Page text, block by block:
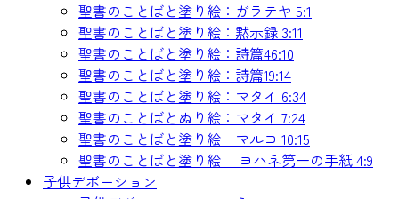
聖書のことばと塗り絵：ガラテヤ 5:1
聖書のことばと塗り絵：黙示録 3:11
聖書のことばと塗り絵：詩篇46:10
聖書のことばと塗り絵：詩篇19:14
聖書のことばと塗り絵：マタイ 6:34
聖書のことばとぬり絵：マタイ 7:24
聖書のことばと塗り絵 マルコ 10:15
聖書のことばと塗り絵 ヨハネ第一の手紙 4:9
子供デボーション